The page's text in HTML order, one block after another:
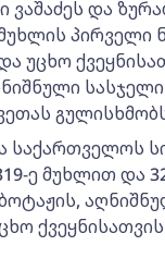
და
პირველი
უცხო
ე მუხლით და